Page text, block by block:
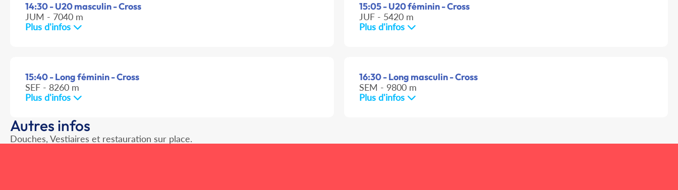
14:30 - U20 masculin - Cross
JUM - 7040 m
Plus d'infos
15:05 - U20 féminin - Cross
JUF - 5420 m
Plus d'infos
15:40 - Long féminin - Cross
SEF - 8260 m
Plus d'infos
16:30 - Long masculin - Cross
SEM - 9800 m
Plus d'infos
Autres infos
Douches, Vestiaires et restauration sur place.